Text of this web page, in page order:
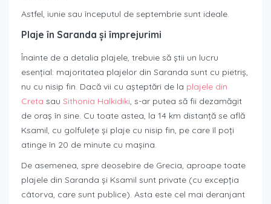
Astfel, iunie sau începutul de septembrie sunt ideale.
Plaje în Saranda și împrejurimi
Înainte de a detalia plajele, trebuie să știi un lucru
esențial: majoritatea plajelor din Saranda sunt cu pietriș,
nu cu nisip fin. Dacă vii cu așteptări de la plajele din
Creta sau Sithonia Halkidiki, s-ar putea să fii dezamăgit
de oraș în sine. Cu toate astea, la 14 km distanță se află
Ksamil, cu golfulețe și plaje cu nisip fin, pe care îl poți
atinge în 20 de minute cu mașina.
De asemenea, spre deosebire de Grecia, aproape toate
plajele din Saranda și Ksamil sunt private (cu excepția
câtorva, care sunt publice). Asta este cel mai deranjant